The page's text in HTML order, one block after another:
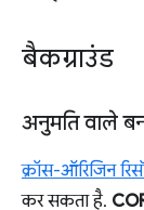
बैकग्राउंड
अनुमति वाले
क्रॉस-ऑरिजिन
कर सकता है.